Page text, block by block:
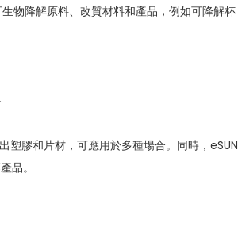
物降解原料、改質材料和產品，例如可降解杯
塑膠和片材，可應用於多種場合。同時，eSUN
品。